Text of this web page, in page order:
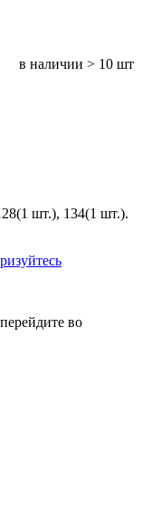
в наличии > 10 шт
шт.), 134(1 шт.).
во